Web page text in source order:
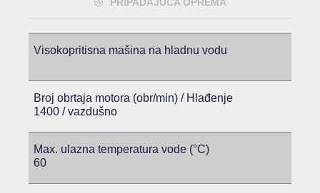
Visokopritisna mašina na hladnu vodu
Broj obrtaja motora (obr/min) / Hlađenje
1400 / vazdušno
Max. ulazna temperatura vode (°C)
60